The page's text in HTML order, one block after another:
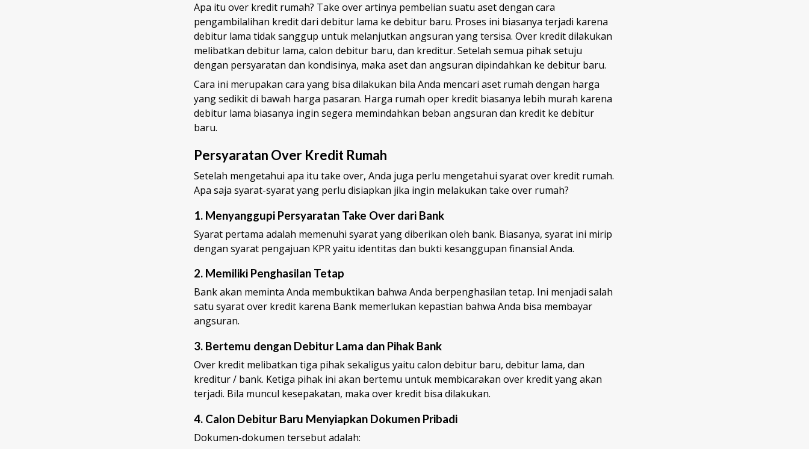
Apa itu over kredit rumah? Take over artinya pembelian suatu aset dengan cara
pengambilalihan kredit dari debitur lama ke debitur baru. Proses ini biasanya terjadi karena
debitur lama tidak sanggup untuk melanjutkan angsuran yang tersisa. Over kredit dilakukan
melibatkan debitur lama, calon debitur baru, dan kreditur. Setelah semua pihak setuju
dengan persyaratan dan kondisinya, maka aset dan angsuran dipindahkan ke debitur baru.
Cara ini merupakan cara yang bisa dilakukan bila Anda mencari aset rumah dengan harga
yang sedikit di bawah harga pasaran. Harga rumah oper kredit biasanya lebih murah karena
debitur lama biasanya ingin segera memindahkan beban angsuran dan kredit ke debitur
baru.
Persyaratan Over Kredit Rumah
Setelah mengetahui apa itu take over, Anda juga perlu mengetahui syarat over kredit rumah.
Apa saja syarat-syarat yang perlu disiapkan jika ingin melakukan take over rumah?
1. Menyanggupi Persyaratan Take Over dari Bank
Syarat pertama adalah memenuhi syarat yang diberikan oleh bank. Biasanya, syarat ini mirip
dengan syarat pengajuan KPR yaitu identitas dan bukti kesanggupan finansial Anda.
2. Memiliki Penghasilan Tetap
Bank akan meminta Anda membuktikan bahwa Anda berpenghasilan tetap. Ini menjadi salah
satu syarat over kredit karena Bank memerlukan kepastian bahwa Anda bisa membayar
angsuran.
3. Bertemu dengan Debitur Lama dan Pihak Bank
Over kredit melibatkan tiga pihak sekaligus yaitu calon debitur baru, debitur lama, dan
kreditur / bank. Ketiga pihak ini akan bertemu untuk membicarakan over kredit yang akan
terjadi. Bila muncul kesepakatan, maka over kredit bisa dilakukan.
4. Calon Debitur Baru Menyiapkan Dokumen Pribadi
Dokumen-dokumen tersebut adalah: